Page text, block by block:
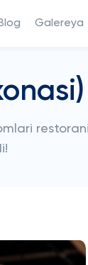
Galereya